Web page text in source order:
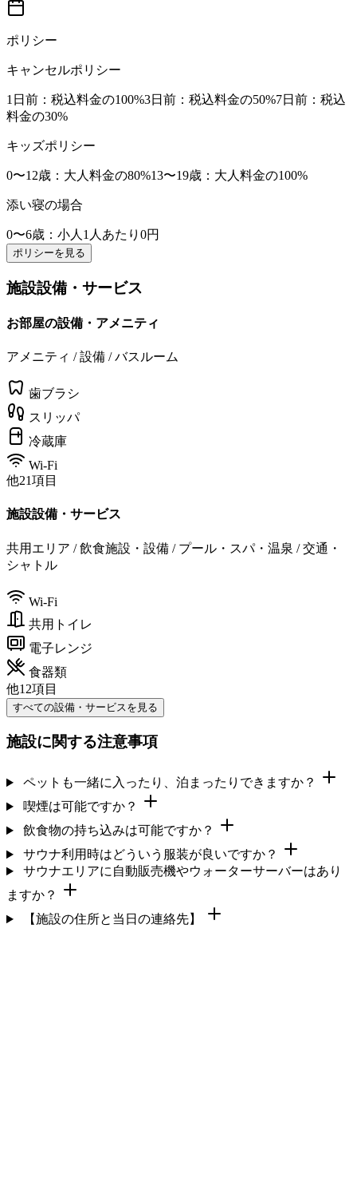
ポリシー
キャンセルポリシー
1日前 ：税込料金の100%3日前 ：税込料金の50%7日前 ：税込
料金の30%
キッズポリシー
0〜12歳 ：大人料金の80%13〜19歳 ：大人料金の100%
添い寝の場合
0〜6歳 ：小人1人あたり0円
ポリシーを見る
施設設備・サービス
お部屋の設備・アメニティ
アメニティ / 設備 / バスルーム
歯ブラシ
スリッパ
冷蔵庫
Wi-Fi
他21項目
施設設備・サービス
共用エリア / 飲食施設・設備 / プール・スパ・温泉 / 交通・
シャトル
Wi-Fi
共用トイレ
電子レンジ
食器類
他12項目
すべての設備・サービスを見る
施設に関する注意事項
ペットも一緒に入ったり、泊まったりできますか？
喫煙は可能ですか？
飲食物の持ち込みは可能ですか？
サウナ利用時はどういう服装が良いですか？
サウナエリアに自動販売機やウォーターサーバーはあり
ますか？
【施設の住所と当日の連絡先】